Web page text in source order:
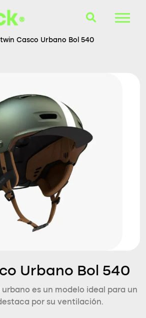
Casco Urbano Bol 540
Urbano Bol 540
urbano es un modelo ideal para un
por su ventilación.